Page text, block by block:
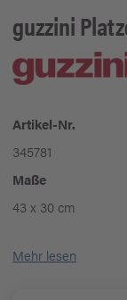
guzzini
Artikel-Nr.
345781
Maße
43 x 30 cm
Mehr lesen